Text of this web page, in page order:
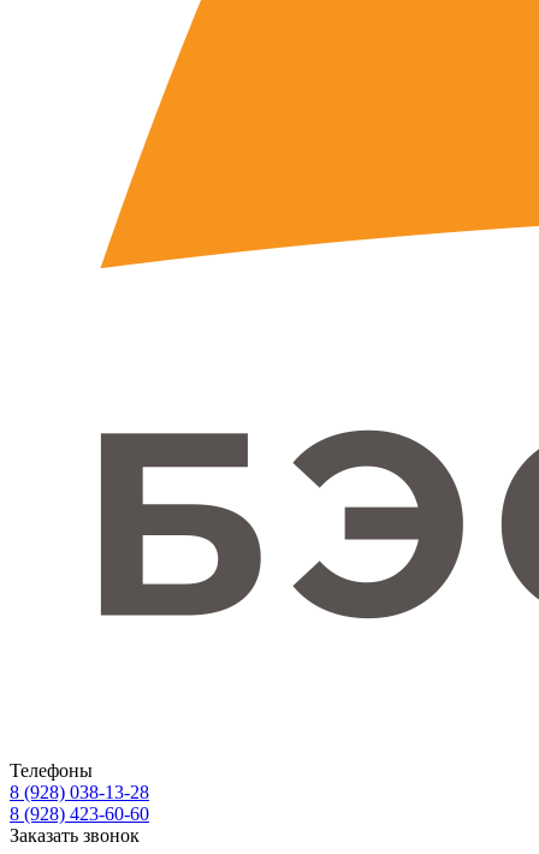
Телефоны
8 (928) 038-13-28
8 (928) 423-60-60
Заказать звонок